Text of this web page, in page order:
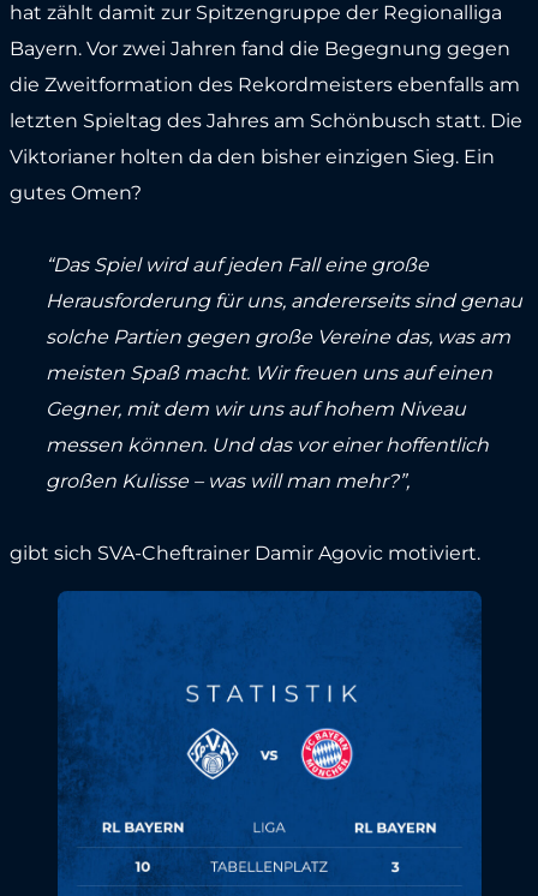
hat zählt damit zur Spitzengruppe der Regionalliga
Bayern. Vor zwei Jahren fand die Begegnung gegen
die Zweitformation des Rekordmeisters ebenfalls am
letzten Spieltag des Jahres am Schönbusch statt. Die
Viktorianer holten da den bisher einzigen Sieg. Ein
gutes Omen?
“Das Spiel wird auf jeden Fall eine große
Herausforderung für uns, andererseits sind genau
solche Partien gegen große Vereine das, was am
meisten Spaß macht. Wir freuen uns auf einen
Gegner, mit dem wir uns auf hohem Niveau
messen können. Und das vor einer hoffentlich
großen Kulisse – was will man mehr?”,
gibt sich SVA-Cheftrainer Damir Agovic motiviert.